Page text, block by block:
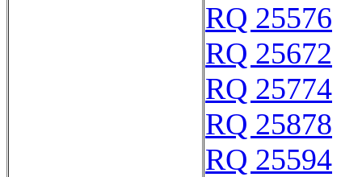
RQ 25576
RQ 25672
RQ 25774
RQ 25878
RQ 25594